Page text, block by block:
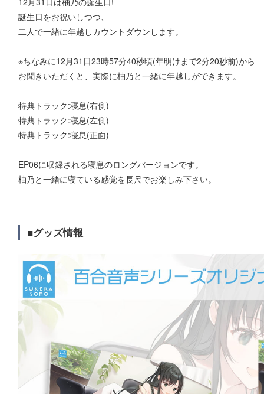
誕生日をお祝いしつつ、
二人で一緒に年越しカウントダウンします。
※ちなみに12月31日23時57分40秒頃(年明けまで2分20秒前)から
お聞きいただくと、実際に柚乃と一緒に年越しができます。
特典トラック:寝息(右側)
特典トラック:寝息(左側)
特典トラック:寝息(正面)
EP06に収録される寝息のロングバージョンです。
柚乃と一緒に寝ている感覚を長尺でお楽しみ下さい。
■グッズ情報